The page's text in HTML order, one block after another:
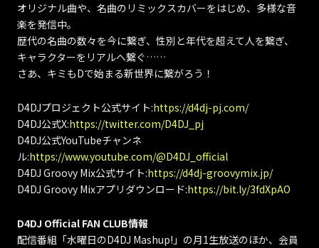
オリジナル曲や、名曲のリミックスカバーをはじめ、多様な音
楽を発信中。
歴代の名曲の数々を今に繋ぎ、性別と年代を超えて人を繋ぎ、
キャラクターをリアルへ繋ぐ……
さあ、キミもDで始まる新世界に繋がろう！
D4DJプロジェクト公式サイト:https://d4dj-pj.com/
D4DJ公式X:https://twitter.com/D4DJ_pj
D4DJ公式YouTubeチャンネ
ル:https://www.youtube.com/@D4DJ_official
D4DJ Groovy Mix公式サイト:https://d4dj-groovymix.jp/
D4DJ Groovy Mixアプリダウンロード:https://bit.ly/3fdXpAO
D4DJ Official FAN CLUB情報
配信番組「水曜日のD4DJ Mashup!」の月1生放送のほか、会員